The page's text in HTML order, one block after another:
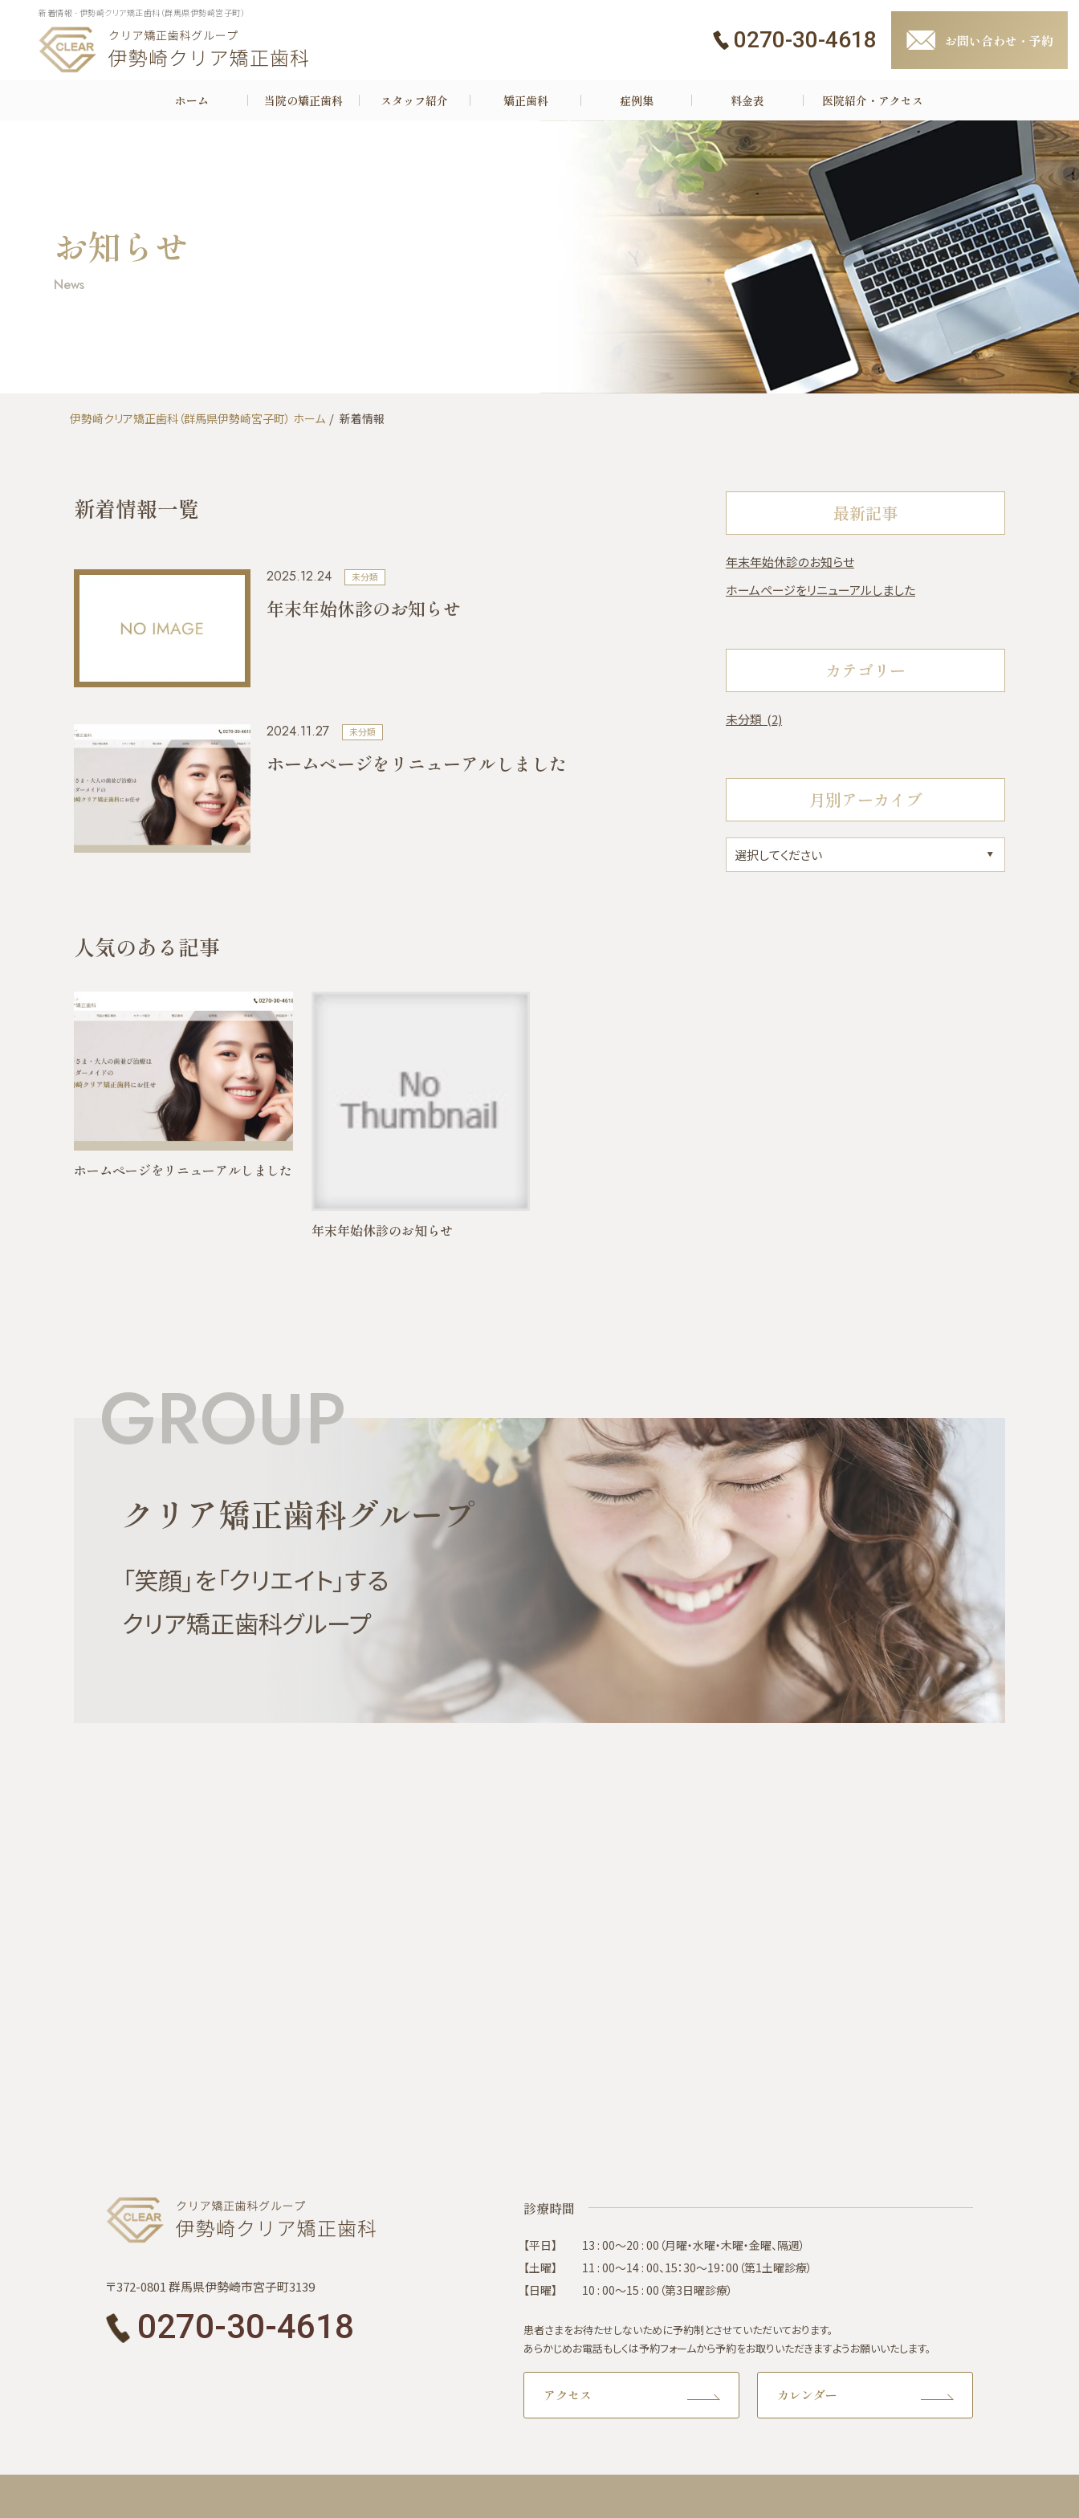
新着情報 - 伊勢崎クリア矯正歯科（群馬県伊勢崎宮子町）
0270-30-4618 お問い合わせ・予約
ホーム 当院の矯正歯科 スタッフ紹介 矯正歯科
小児矯正 矯正歯科治療の種類
特殊な矯正歯科治療 よくある質問
症例集 料金表 医院紹介・アクセス
お知らせ
News
伊勢崎クリア矯正歯科（群馬県伊勢崎宮子町） ホーム 新着情報
新着情報一覧
2025.12.24 未分類
年末年始休診のお知らせ
2024.11.27 未分類
ホームページをリニューアルしました
最新記事
年末年始休診のお知らせ
ホームページをリニューアルしました
カテゴリー
未分類 (2)
月別アーカイブ
人気のある記事
ホームページをリニューアルしました
年末年始休診のお知らせ
GROUP
クリア矯正歯科グループ
「笑顔」を「クリエイト」する
クリア矯正歯科グループ
〒372-0801 群馬県伊勢崎市宮子町3139
0270-30-4618
診療時間
【平日】
13 : 00～20 : 00（月曜・水曜・木曜・金曜、隔週）
【土曜】
11 : 00～14 : 00、15：30～19：00（第1土曜診療）
【日曜】
10 : 00～15 : 00（第3日曜診療）
患者さまをお待たせしないために予約制とさせていただいております。
あらかじめお電話もしくは予約フォームから予約をお取りいただきますようお願いいたします。
アクセス カレンダー